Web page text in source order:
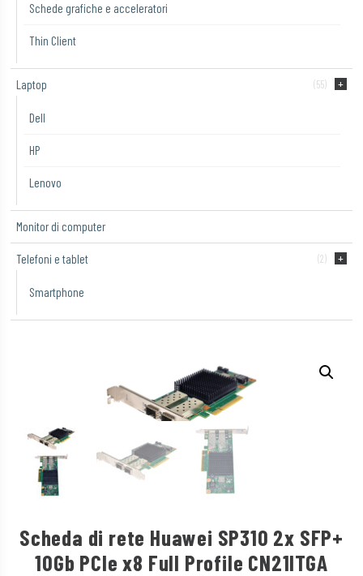
Schede grafiche e acceleratori
Thin Client
Laptop (55)
Dell
HP
Lenovo
Monitor di computer
Telefoni e tablet (2)
Smartphone
Scheda di rete Huawei SP310 2x SFP+
10Gb PCIe x8 Full Profile CN21ITGA